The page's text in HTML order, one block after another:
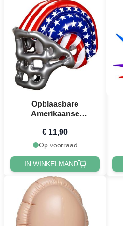
Opblaasbare
Amerikaanse
Stripes
€ 11,90
Op voorraad
IN WINKELMAND